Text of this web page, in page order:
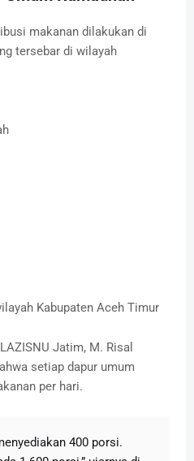
makanan dilakukan di
tersebar di wilayah
Kabupaten Aceh Timur
Jatim, M. Risal
setiap dapur umum
per hari.
400 porsi.